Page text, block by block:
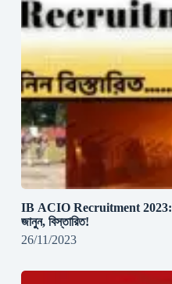
IB ACIO Recruitment 2023:
জানুন, বিস্তারিত!
26/11/2023